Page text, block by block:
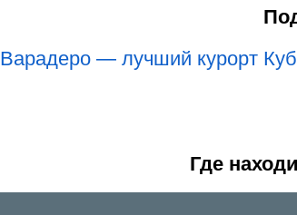
Варадеро — лучший курорт
Где